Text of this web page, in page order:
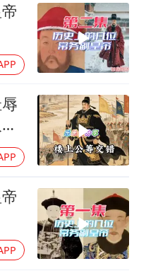
实干挑大梁